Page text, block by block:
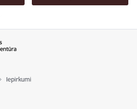
Iepirkumi